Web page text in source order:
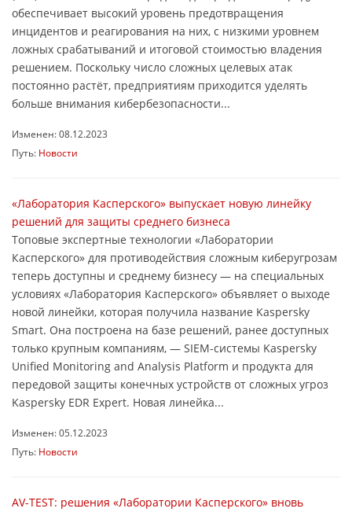
обеспечивает высокий уровень предотвращения
инцидентов и реагирования на них, с низкими уровнем
ложных срабатываний и итоговой стоимостью владения
решением. Поскольку число сложных целевых атак
постоянно растёт, предприятиям приходится уделять
больше внимания кибербезопасности...
Изменен: 08.12.2023
Путь: Новости
«Лаборатория Касперского» выпускает новую линейку
решений для защиты среднего бизнеса
Топовые экспертные технологии «Лаборатории
Касперского» для противодействия сложным киберугрозам
теперь доступны и среднему бизнесу — на специальных
условиях «Лаборатория Касперского» объявляет о выходе
новой линейки, которая получила название Kaspersky
Smart. Она построена на базе решений, ранее доступных
только крупным компаниям, — SIEM-системы Kaspersky
Unified Monitoring and Analysis Platform и продукта для
передовой защиты конечных устройств от сложных угроз
Kaspersky EDR Expert. Новая линейка...
Изменен: 05.12.2023
Путь: Новости
AV-TEST: решения «Лаборатории Касперского» вновь